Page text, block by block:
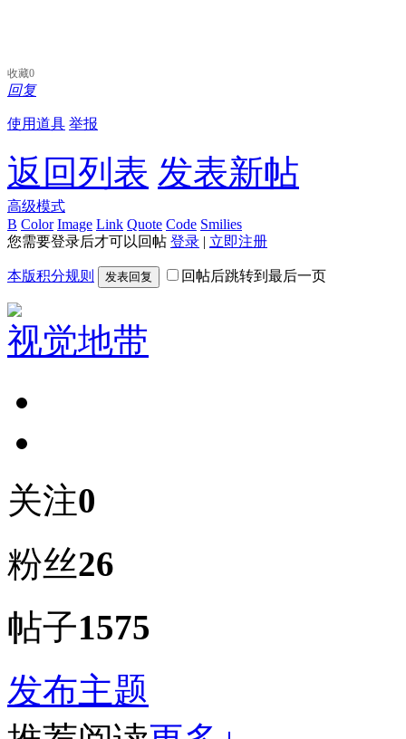
收藏0
回复
使用道具 举报
返回列表 发表新帖
高级模式
B Color Image Link Quote Code Smilies
您需要登录后才可以回帖 登录 | 立即注册
本版积分规则 发表回复 回帖后跳转到最后一页
视觉地带
关注0
粉丝26
帖子1575
发布主题